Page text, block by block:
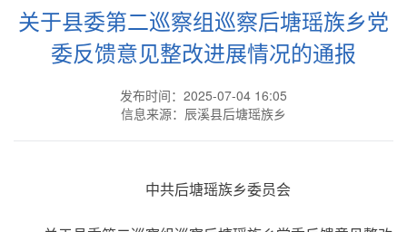
关于县委第二巡察组巡察后塘瑶族乡党
委反馈意见整改进展情况的通报
发布时间：2025-07-04 16:05
信息来源：辰溪县后塘瑶族乡
中共后塘瑶族乡委员会